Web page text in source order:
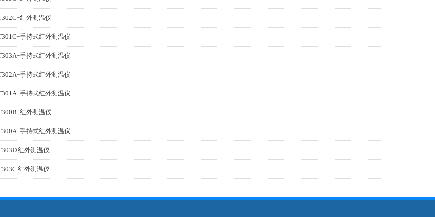
红外测温仪
手持式红外测温仪
手持式红外测温仪
手持式红外测温仪
手持式红外测温仪
红外测温仪
手持式红外测温仪
红外测温仪
红外测温仪